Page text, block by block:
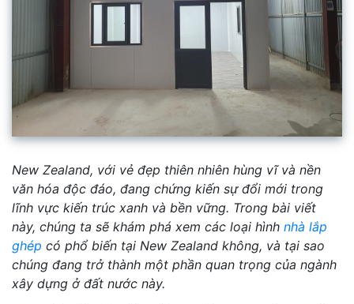
New Zealand, với vẻ đẹp thiên nhiên hùng vĩ và nền
văn hóa độc đáo, đang chứng kiến sự đổi mới trong
lĩnh vực kiến trúc xanh và bền vững. Trong bài viết
này, chúng ta sẽ khám phá xem các loại hình nhà lắp
ghép có phổ biến tại New Zealand không, và tại sao
chúng đang trở thành một phần quan trọng của ngành
xây dựng ở đất nước này.